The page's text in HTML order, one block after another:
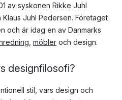
av syskonen Rikke Juhl
Juhl Pedersen. Företaget
och är idag en av Danmarks
möbler och design.
designfilosofi?
stil, vars design och